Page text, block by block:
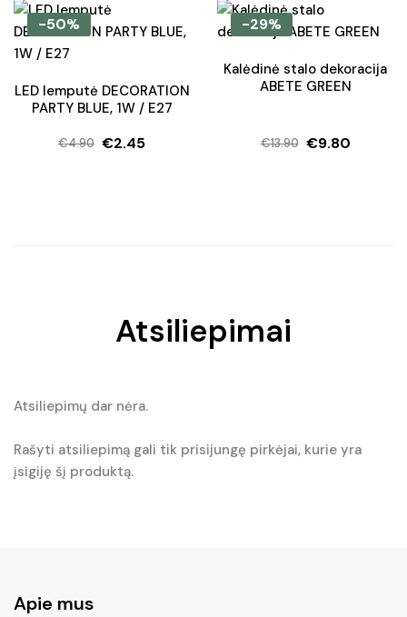
was:
€91.90.
is:
€73.50.
was:
€2.40.
is:
€1.80.
-50%
LED lemputė DECORATION
PARTY BLUE, 1W / E27
€4.90
Original
€2.45
Current
-29%
Kalėdinė stalo dekoracija
ABETE GREEN
€13.90
Original
€9.80
Current
Atsiliepimai
Atsiliepimų dar nėra.
Rašyti atsiliepimą gali tik prisijungę pirkėjai, kurie yra
įsigiję šį produktą.
Apie mus